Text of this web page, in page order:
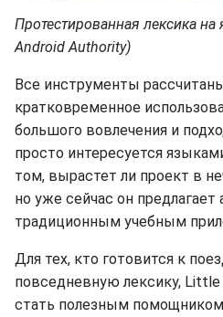
Протестированная лексика
Android Authority)
Все инструменты
кратковременное
большого вовлечения и
просто интересуется
том, вырастет ли проект в
но уже сейчас он предлагает
традиционным учебным
Для тех, кто готовится к
повседневную лексику,
стать полезным